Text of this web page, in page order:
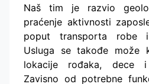
Naš tim je razvio
praćenje aktivnosti
poput transporta robe
Usluga se takođe može
lokacije rođaka, dece i
Zavisno od potrebne